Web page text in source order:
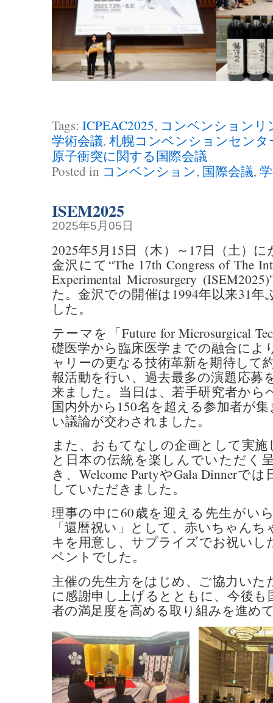
Tags: ICPEAC2025, コンベンションリ
学術会議, 札幌コンベンションセンタ
原子衝突に関する国際会議
Posted in コンベンション, 国際会議,
ISEM2025
2025年5月05日
2025年5月15日（木）～17日（土）
金沢にて“The 17th Congress of The
Experimental Microsurgery
た。金沢での開催は1994年以来31
した。
テーマを「Future for Microsurgical
礎医学から臨床医学までの融合によ
ャリーの更なる技術革新を期待して
報活動を行い、過去最多の演題応募
来ました。当日は、若手研究者から
国内外から150名を超える参加者が
い議論が交わされました。
また、おもてなしの企画として実施
と日本の伝統を楽しんでいただく
き、Welcome PartyやGala Dinnerで
していただきました。
理事の中に60歳を迎える先生がい
「還暦祝い」として、赤いちゃん
キを用意し、サプライズでお祝いし
ベントでした。
主催の先生方をはじめ、ご協力いた
に感謝申し上げるとともに、今後も
者の満足度を高める取り組みを進め